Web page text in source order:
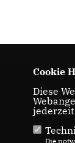
Cookie
Diese
Die